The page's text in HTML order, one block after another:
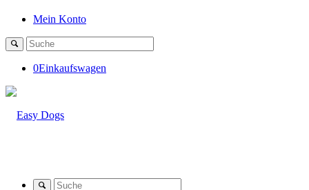
Mein Konto
0Einkaufswagen